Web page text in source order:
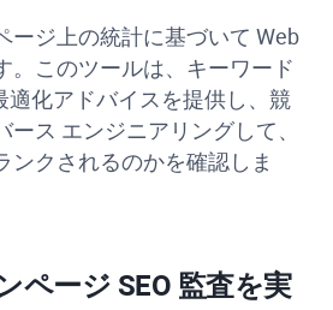
ージ上の統計に基づいて Web
。このツールは、キーワード
適化アドバイスを提供し、競
ス エンジニアリングして、
ンクされるのかを確認しま
ページ SEO 監査を実